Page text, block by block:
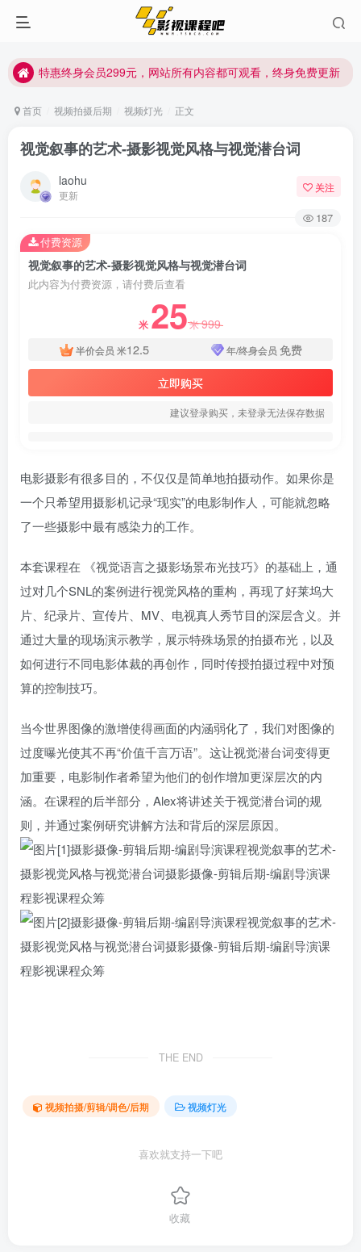
特惠终身会员299元，网站所有内容都可观看，终身免费更新
特惠终身会员299元，网站所有内容都可观看，终身免费更新
首页 视频拍摄后期 视频灯光 正文
视觉叙事的艺术-摄影视觉风格与视觉潜台词
laohu
更新
关注
187
视觉叙事的艺术-摄影视觉风格与视觉潜台词
此内容为付费资源，请付费后查看
米 25米999
半价会员 米12.5 年/终身会员 免费
立即购买
建议登录购买，未登录无法保存数据
付费资源
电影摄影有很多目的，不仅仅是简单地拍摄动作。如果你是
一个只希望用摄影机记录“现实”的电影制作人，可能就忽略
了一些摄影中最有感染力的工作。
本套课程在 《视觉语言之摄影场景布光技巧》的基础上，通
过对几个SNL的案例进行视觉风格的重构，再现了好莱坞大
片、纪录片、宣传片、MV、电视真人秀节目的深层含义。并
通过大量的现场演示教学，展示特殊场景的拍摄布光，以及
如何进行不同电影体裁的再创作，同时传授拍摄过程中对预
算的控制技巧。
当今世界图像的激增使得画面的内涵弱化了，我们对图像的
过度曝光使其不再“价值千言万语”。这让视觉潜台词变得更
加重要，电影制作者希望为他们的创作增加更深层次的内
涵。在课程的后半部分，Alex将讲述关于视觉潜台词的规
则，并通过案例研究讲解方法和背后的深层原因。
THE END
视频拍摄/剪辑/调色/后期 视频灯光
喜欢就支持一下吧
收藏